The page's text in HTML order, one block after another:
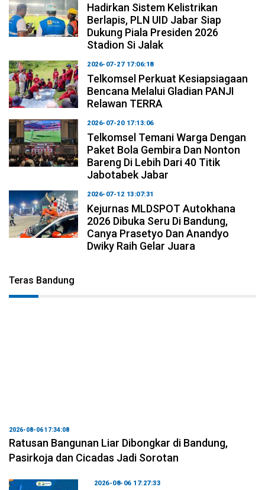
Hadirkan Sistem Kelistrikan
Berlapis, PLN UID Jabar Siap
Dukung Piala Presiden 2026
Stadion Si Jalak
2026-07-27 17:06:18
Telkomsel Perkuat Kesiapsiagaan
Bencana Melalui Gladian PANJI
Relawan TERRA
2026-07-20 17:13:06
Telkomsel Temani Warga Dengan
Paket Bola Gembira Dan Nonton
Bareng Di Lebih Dari 40 Titik
Jabotabek Jabar
2026-07-12 13:07:31
Kejurnas MLDSPOT Autokhana
2026 Dibuka Seru Di Bandung,
Canya Prasetyo Dan Anandyo
Dwiky Raih Gelar Juara
Teras Bandung
2026-08-06 17:34:08
Ratusan Bangunan Liar Dibongkar di Bandung,
Pasirkoja dan Cicadas Jadi Sorotan
2026-08-06 17:27:33